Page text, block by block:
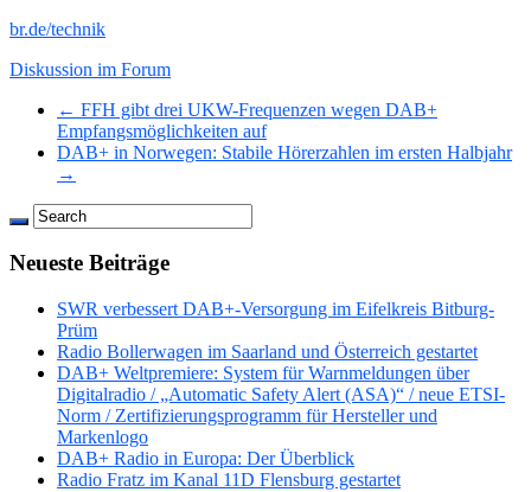
br.de/technik
Diskussion im Forum
← FFH gibt drei UKW-Frequenzen wegen DAB+
Empfangsmöglichkeiten auf
DAB+ in Norwegen: Stabile Hörerzahlen im ersten Halbjahr
→
Neueste Beiträge
SWR verbessert DAB+-Versorgung im Eifelkreis Bitburg-
Prüm
Radio Bollerwagen im Saarland und Österreich gestartet
DAB+ Weltpremiere: System für Warnmeldungen über
Digitalradio / „Automatic Safety Alert (ASA)“ / neue ETSI-
Norm / Zertifizierungsprogramm für Hersteller und
Markenlogo
DAB+ Radio in Europa: Der Überblick
Radio Fratz im Kanal 11D Flensburg gestartet